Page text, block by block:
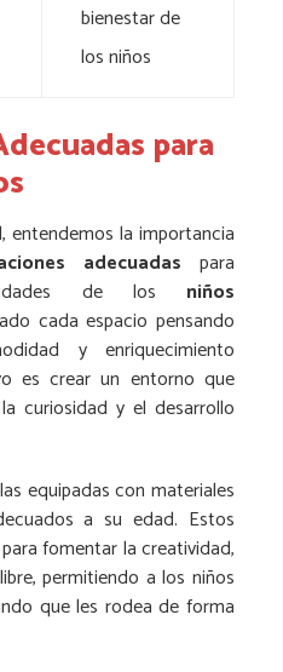
bienestar de
los niños
para
entendemos la importancia
adecuadas para
de los niños
cada espacio pensando
y enriquecimiento
es crear un entorno que
curiosidad y el desarrollo
equipadas con materiales
a su edad. Estos
fomentar la creatividad,
permitiendo a los niños
que les rodea de forma